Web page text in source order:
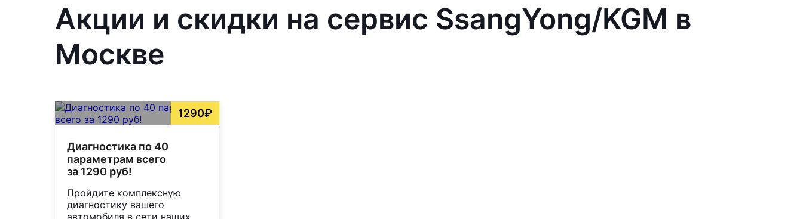
Акции и скидки на сервис SsangYong/KGM в
Москве
1290₽
Диагностика по 40
параметрам всего
за 1290 руб!
Пройдите комплексную
диагностику вашего
автомобиля в сети наших